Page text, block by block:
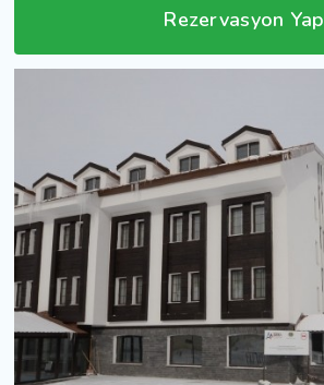
Rezervasyon Yap